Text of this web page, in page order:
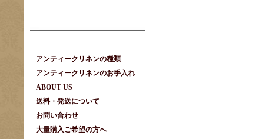
アンティークリネンの種類
アンティークリネンのお手入れ
ABOUT US
送料・発送について
お問い合わせ
大量購入ご希望の方へ